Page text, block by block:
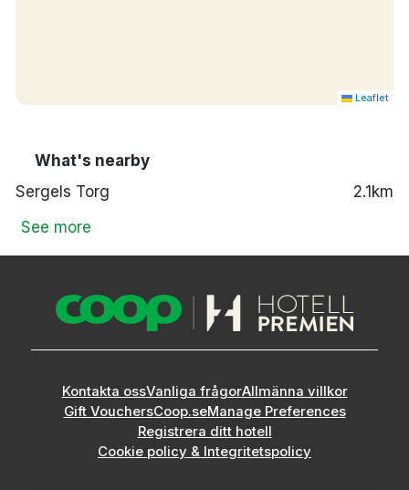
Leaflet
What's nearby
Sergels Torg
2.1km
See more
Kontakta ossVanliga frågorAllmänna villkor
Gift VouchersCoop.seManage Preferences
Registrera ditt hotell
Cookie policy & Integritetspolicy